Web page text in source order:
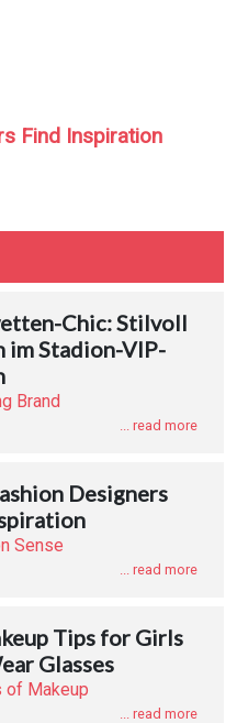
Find Inspiration
Chic: Stilvoll
im Stadion-VIP-
Brand
... read more
Designers
Sense
... read more
Tips for Girls
Glasses
of Makeup
... read more